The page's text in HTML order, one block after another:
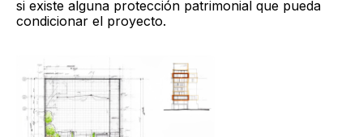
si existe alguna protección patrimonial que pueda
condicionar el proyecto.